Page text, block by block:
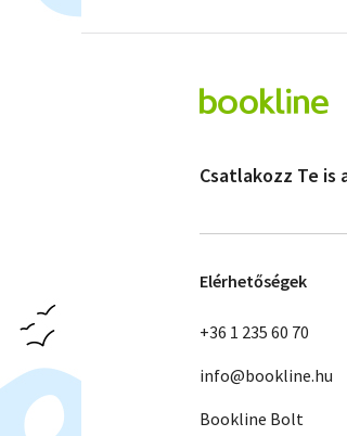
Csatlakozz Te is
Elérhetőségek
+36 1 235 60 70
info@bookline.hu
Bookline Bolt